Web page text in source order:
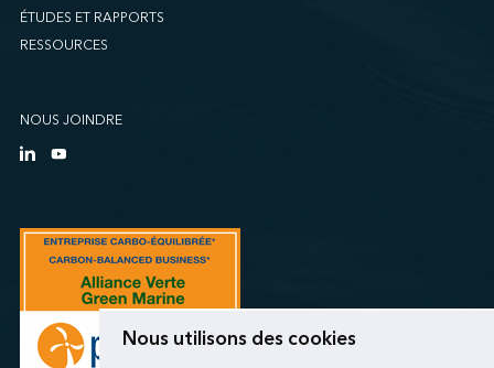
Nous utilisons des cookies
ÉTUDES ET RAPPORTS
RESSOURCES
NOUS JOINDRE